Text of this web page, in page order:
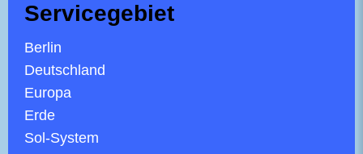
Servicegebiet
Berlin
Deutschland
Europa
Erde
Sol-System